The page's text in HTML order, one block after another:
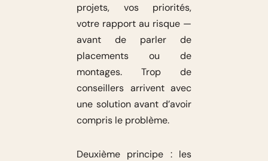
projets, vos priorités,
votre rapport au risque —
avant de parler de
placements ou de
montages. Trop de
conseillers arrivent avec
une solution avant d’avoir
compris le problème.
Deuxième principe : les